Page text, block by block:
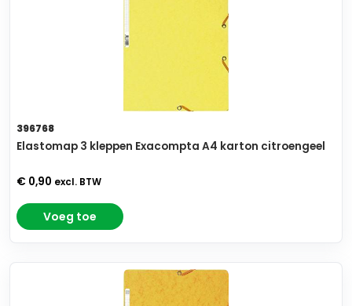
396768
Elastomap 3 kleppen Exacompta A4 karton citroengeel
€ 0,90 excl. BTW
Voeg toe